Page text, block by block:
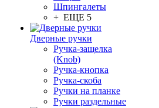
Шпингалеты
+ ЕЩЕ 5
Дверные ручки
Ручка-защелка
(Knob)
Ручка-кнопка
Ручка-скоба
Ручки на планке
Ручки раздельные